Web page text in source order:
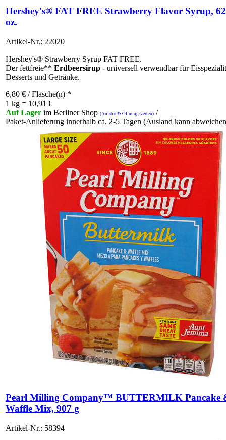
Hershey's® FAT FREE Strawberry Flavor Syrup,
oz.
Artikel-Nr.: 22020
Hershey's® Strawberry Syrup FAT FREE.
Der fettfreie** Erdbeersirup - universell verwendbar für
Desserts und Getränke.
6,80 € / Flasche(n) *
1 kg = 10,91 €
Auf Lager im Berliner Shop (Anfahrt & Öffnungszeiten) /
Paket-Anlieferung innerhalb ca. 2-5 Tagen (Ausland kann
Pearl Milling Company™ BUTTERMILK Pancake
Waffle Mix, 907 g
Artikel-Nr.: 58394